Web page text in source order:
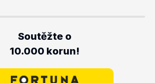
Soutěžte o
10.000 korun!